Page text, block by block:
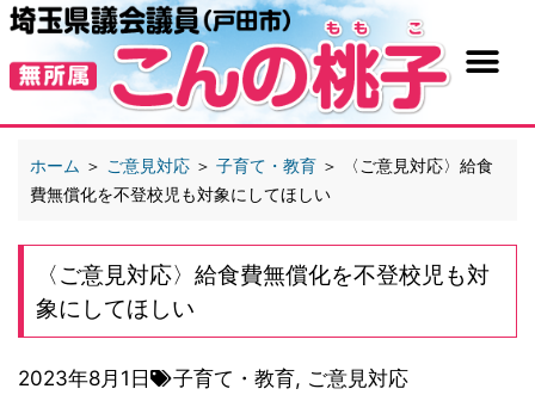
ホーム ＞ ご意見対応 ＞ 子育て・教育 ＞
〈ご意見対応〉給食
費無償化を不登校児も対象にしてほしい
〈ご意見対応〉給食費無償化を不登校児も対
象にしてほしい
2023年8月1日 子育て・教育, ご意見対応